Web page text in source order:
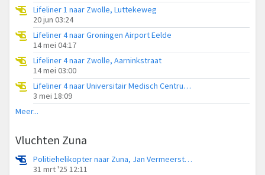
Lifeliner 1 naar Zwolle, Luttekeweg
20 jun 03:24
Lifeliner 4 naar Groningen Airport Eelde
14 mei 04:17
Lifeliner 4 naar Zwolle, Aarninkstraat
14 mei 03:00
Lifeliner 4 naar Universitair Medisch Centrum Groningen
3 mei 18:09
Meer...
Vluchten Zuna
Politiehelikopter naar Zuna, Jan Vermeerstraat
31 mrt '25 12:11